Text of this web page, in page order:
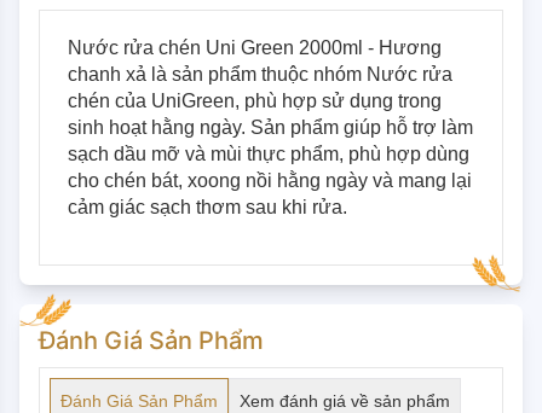
Nước rửa chén Uni Green 2000ml - Hương
chanh xả là sản phẩm thuộc nhóm Nước rửa
chén của UniGreen, phù hợp sử dụng trong
sinh hoạt hằng ngày. Sản phẩm giúp hỗ trợ làm
sạch dầu mỡ và mùi thực phẩm, phù hợp dùng
cho chén bát, xoong nồi hằng ngày và mang lại
cảm giác sạch thơm sau khi rửa.
Đánh Giá Sản Phẩm
Đánh Giá Sản Phẩm Xem đánh giá về sản phẩm